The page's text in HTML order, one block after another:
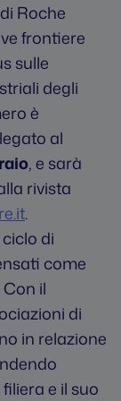
Roche
frontiere
sulle
degli
è
al
, e sarà
rivista
.
di
come
il
di
in relazione
e il suo